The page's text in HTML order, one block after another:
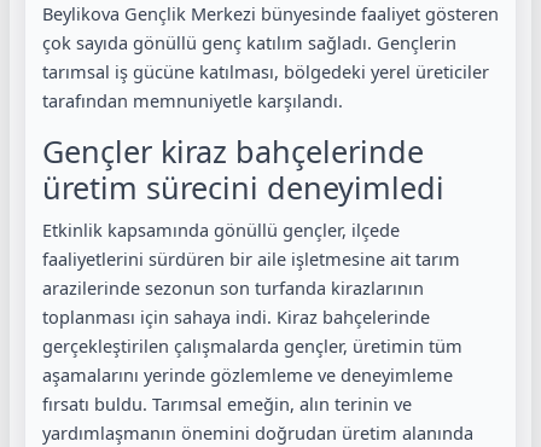
Beylikova Gençlik Merkezi bünyesinde faaliyet gösteren
çok sayıda gönüllü genç katılım sağladı. Gençlerin
tarımsal iş gücüne katılması, bölgedeki yerel üreticiler
tarafından memnuniyetle karşılandı.
Gençler kiraz bahçelerinde
üretim sürecini deneyimledi
Etkinlik kapsamında gönüllü gençler, ilçede
faaliyetlerini sürdüren bir aile işletmesine ait tarım
arazilerinde sezonun son turfanda kirazlarının
toplanması için sahaya indi. Kiraz bahçelerinde
gerçekleştirilen çalışmalarda gençler, üretimin tüm
aşamalarını yerinde gözlemleme ve deneyimleme
fırsatı buldu. Tarımsal emeğin, alın terinin ve
yardımlaşmanın önemini doğrudan üretim alanında